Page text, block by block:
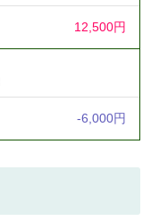
12,500円
-6,000円